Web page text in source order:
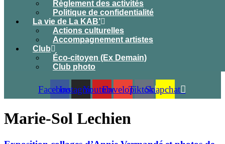
Règlement des activités
Politique de confidentialité
La vie de La KAB’
Actions culturelles
Accompagnement artistes
Club
Éco-citoyen (Ex Demain)
Club photo
FacebookInstagramYoutubeEnvelopeTiktokSnapchat
Marie-Sol Lechien